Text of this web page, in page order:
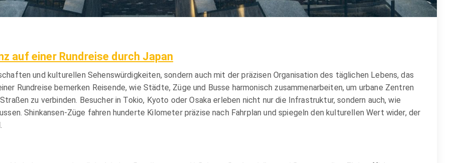
auf einer Rundreise durch Japan
und kulturellen Sehenswürdigkeiten, sondern auch mit der präzisen Organisation des täglichen Lebens, das
Rundreise bemerken Reisende, wie Städte, Züge und Busse harmonisch zusammenarbeiten, um urbane Zentren
zu verbinden. Besucher in Tokio, Kyoto oder Osaka erleben nicht nur die Infrastruktur, sondern auch, wie
Shinkansen-Züge fahren hunderte Kilometer präzise nach Fahrplan und spiegeln den kulturellen Wert wider, der